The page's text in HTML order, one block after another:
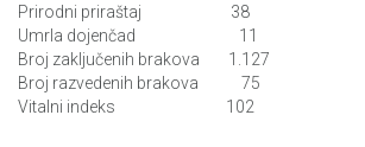
Prirodni priraštaj 38
Umrla dojenčad 11
Broj zaključenih brakova 1.127
Broj razvedenih brakova 75
Vitalni indeks 102